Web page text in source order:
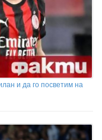
и да го посветим на